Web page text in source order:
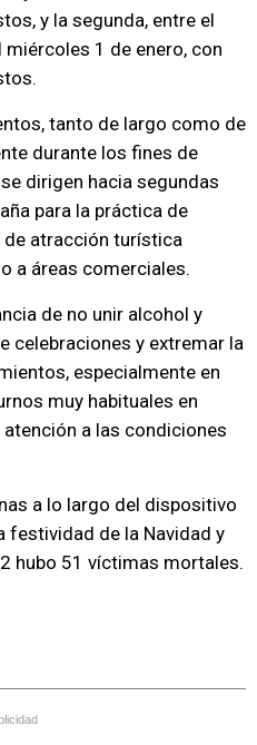
y la segunda, entre el
1 de enero, con
tanto de largo como de
durante los fines de
dirigen hacia segundas
para la práctica de
de atracción turística
a áreas comerciales.
de no unir alcohol y
celebraciones y extremar la
especialmente en
muy habituales en
a las condiciones
a lo largo del dispositivo
festividad de la Navidad y
hubo 51 víctimas mortales.